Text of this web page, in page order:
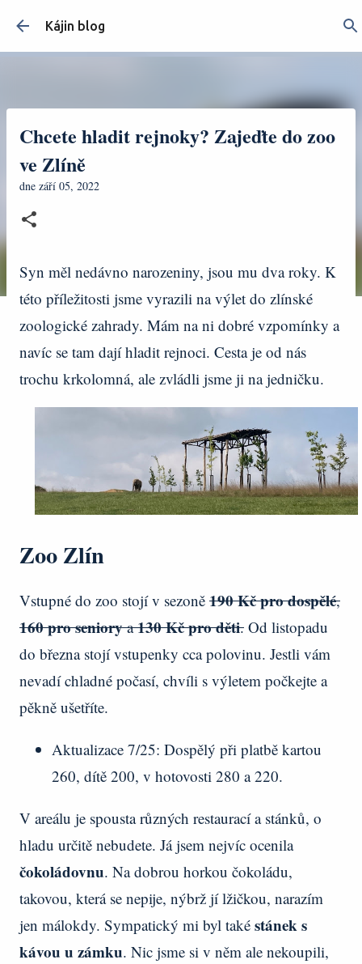
Kájin blog
Chcete hladit rejnoky? Zajeďte do zoo
ve Zlíně
dne září 05, 2022
Syn měl nedávno narozeniny, jsou mu dva roky. K
této příležitosti jsme vyrazili na výlet do zlínské
zoologické zahrady. Mám na ni dobré vzpomínky a
navíc se tam dají hladit rejnoci. Cesta je od nás
trochu krkolomná, ale zvládli jsme ji na jedničku.
Zoo Zlín
Vstupné do zoo stojí v sezoně 190 Kč pro dospělé,
160 pro seniorya130 Kč pro děti. Od listopadu
do března stojí vstupenky cca polovinu. Jestli vám
nevadí chladné počasí, chvíli s výletem počkejte a
pěkně ušetříte.
Aktualizace 7/25: Dospělý při platbě kartou
260, dítě 200, v hotovosti 280 a 220.
V areálu je spousta různých restaurací a stánků, o
hladu určitě nebudete. Já jsem nejvíc ocenila
čokoládovnu. Na dobrou horkou čokoládu,
takovou, která se nepije, nýbrž jí lžičkou, narazím
jen málokdy. Sympatický mi byl také stánek s
kávou u zámku. Nic jsme si v něm ale nekoupili,